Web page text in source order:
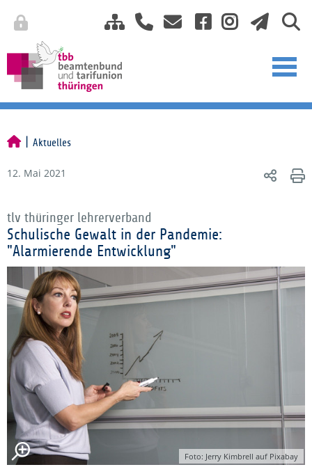
Aktuelles
12. Mai 2021
tlv thüringer lehrerverband
Schulische Gewalt in der Pandemie:
"Alarmierende Entwicklung"
Foto: Jerry Kimbrell auf Pixabay